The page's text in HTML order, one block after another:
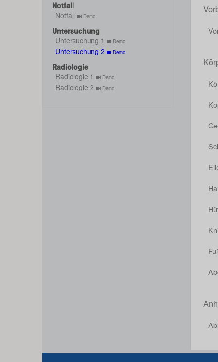
Notfall
Notfall
Demo
Untersuchung
Untersuchung 1
Demo
Untersuchung 2 Demo
Radiologie
Radiologie 1
Demo
Radiologie 2 Demo